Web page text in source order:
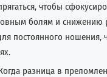
чтобы
болям и снижению
постоянного ношения,
разница в